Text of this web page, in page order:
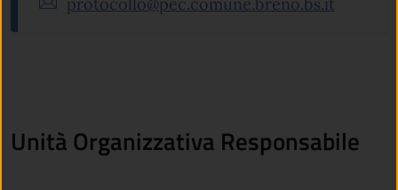
Unità Organizzativa Responsabile